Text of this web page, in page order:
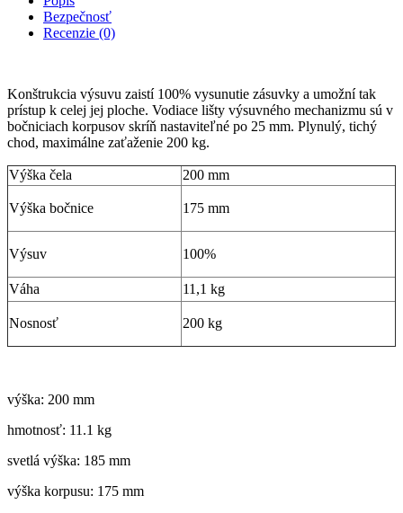
Bezpečnosť
Recenzie (0)
Konštrukcia výsuvu zaistí 100% vysunutie zásuvky a umožní tak
prístup k celej jej ploche. Vodiace lišty výsuvného mechanizmu sú v
bočniciach korpusov skríň nastaviteľné po 25 mm. Plynulý, tichý
chod, maximálne zaťaženie 200 kg.
Výška čela 200 mm
Výška bočnice 175 mm
Výsuv 100%
Váha 11,1 kg
Nosnosť 200 kg
výška: 200 mm
hmotnosť: 11.1 kg
svetlá výška: 185 mm
výška korpusu: 175 mm